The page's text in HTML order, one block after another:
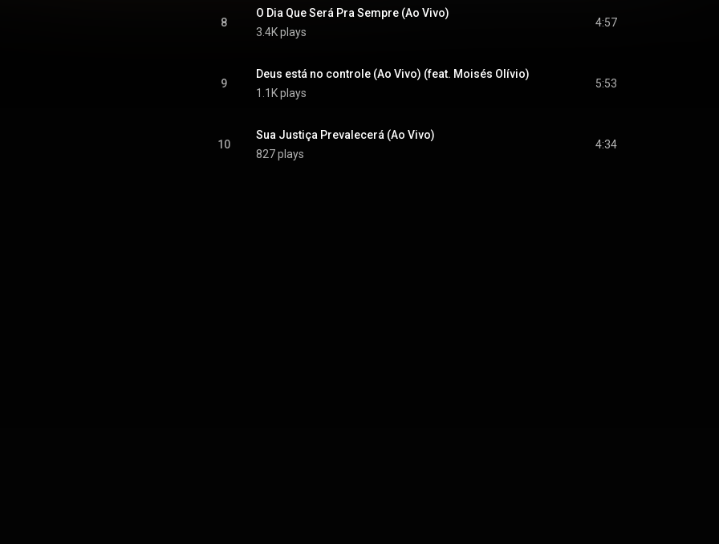
8
O Dia Que Será Pra Sempre (Ao Vivo)
3.4K plays
4:57
9
Deus está no controle (Ao Vivo) (feat. Moisés Olívio)
1.1K plays
5:53
10
Sua Justiça Prevalecerá (Ao Vivo)
827 plays
4:34